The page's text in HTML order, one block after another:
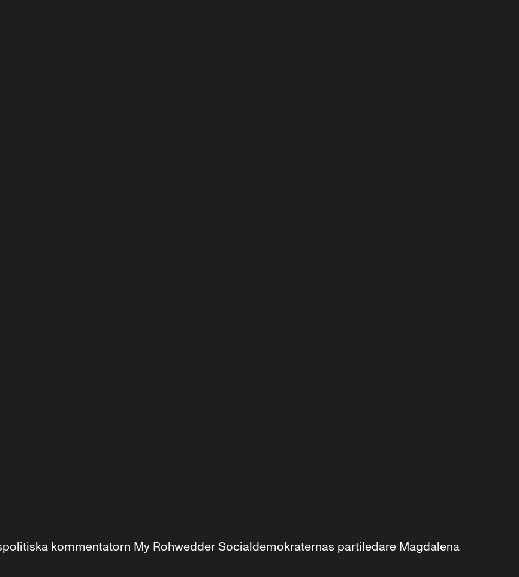
kommentatorn My Rohwedder Socialdemokraternas partiledare Magdalena